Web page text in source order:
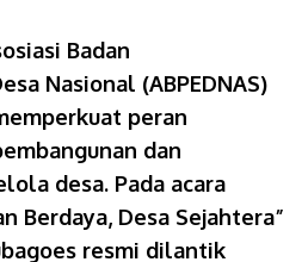
Badan
Nasional (ABPEDNAS)
peran
dan
desa. Pada acara
Berdaya, Desa Sejahtera”
resmi dilantik